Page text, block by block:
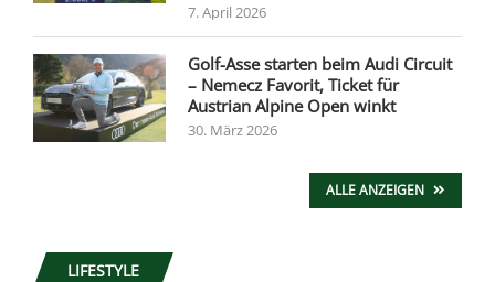
7. April 2026
Golf-Asse starten beim Audi Circuit
– Nemecz Favorit, Ticket für
Austrian Alpine Open winkt
30. März 2026
ALLE ANZEIGEN
LIFESTYLE